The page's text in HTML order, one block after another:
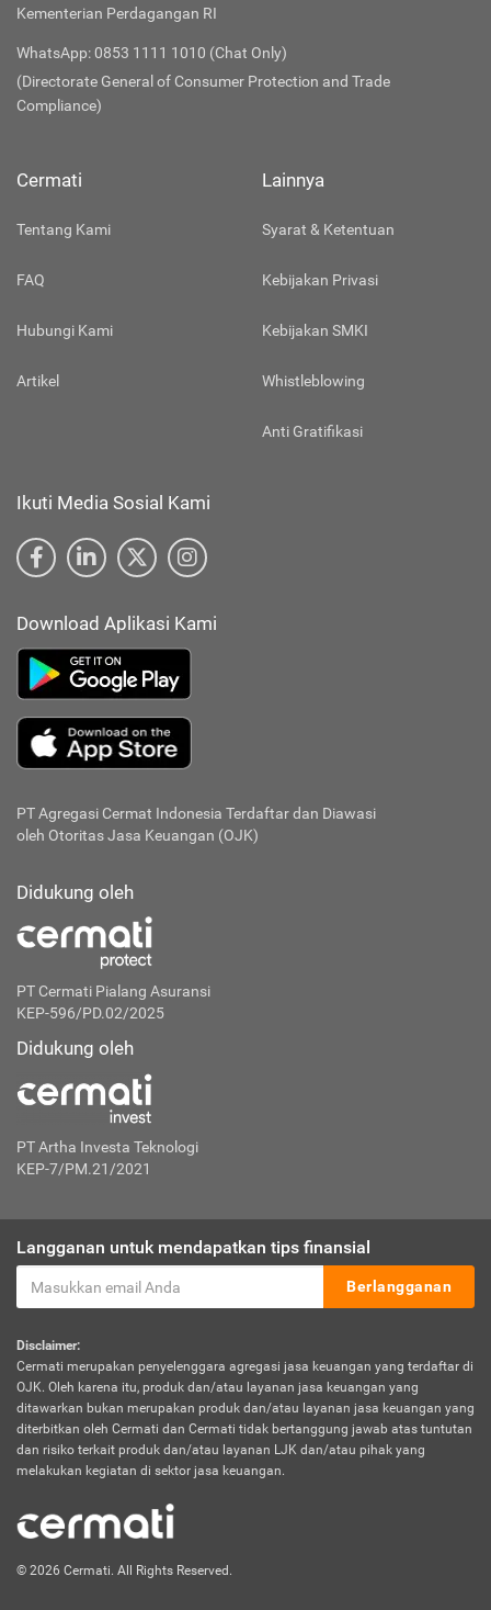
Kementerian Perdagangan RI
WhatsApp: 0853 1111 1010 (Chat Only)
(Directorate General of Consumer Protection and Trade
Compliance)
Cermati
Tentang Kami
FAQ
Hubungi Kami
Artikel
Lainnya
Syarat & Ketentuan
Kebijakan Privasi
Kebijakan SMKI
Whistleblowing
Anti Gratifikasi
Ikuti Media Sosial Kami
Download Aplikasi Kami
PT Agregasi Cermat Indonesia Terdaftar dan Diawasi
oleh Otoritas Jasa Keuangan (OJK)
Didukung oleh
PT Cermati Pialang Asuransi
KEP-596/PD.02/2025
Didukung oleh
PT Artha Investa Teknologi
KEP-7/PM.21/2021
Langganan untuk mendapatkan tips finansial
Berlangganan
Disclaimer:
Cermati merupakan penyelenggara agregasi jasa keuangan yang terdaftar di
OJK. Oleh karena itu, produk dan/atau layanan jasa keuangan yang
ditawarkan bukan merupakan produk dan/atau layanan jasa keuangan yang
diterbitkan oleh Cermati dan Cermati tidak bertanggung jawab atas tuntutan
dan risiko terkait produk dan/atau layanan LJK dan/atau pihak yang
melakukan kegiatan di sektor jasa keuangan.
© 2026 Cermati. All Rights Reserved.